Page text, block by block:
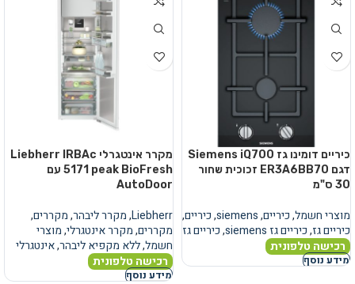
כיריים דומינו גז Siemens iQ700
דגם ER3A6BB70 זכוכית שחור
30 ס"מ
מוצרי חשמל,כיריים,
siemens
,כיריים,
כיריים גז,כיריים גז siemens ,כיריים גז
רכישה טלפונית
מידע נוסף
מקרר אינטגרלי Liebherr IRBAc
5171 peak BioFresh עם
AutoDoor
Liebherr
,מקרר ליבהר,מקררים,
מקררים,מקרר אינטגרלי,מוצרי
חשמל,ללא מקפיא ליבהר,אינטגרלי
רכישה טלפונית
מידע נוסף